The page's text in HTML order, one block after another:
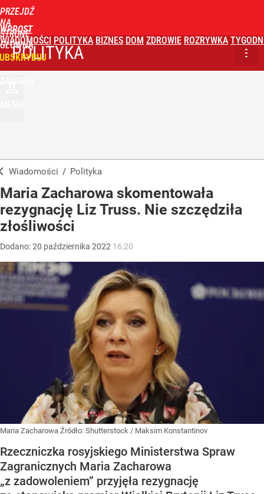
PRZEJDŹ
NA
STRONĘ
GŁÓWNĄ
WPROST
WIADOMOŚCI POLITYKA BIZNES DOM ZDROWIE ROZRYWKA
POLITYKA
Wiadomości / Polityka
Maria Zacharowa skomentowała
rezygnację Liz Truss. Nie szczędziła
złośliwości
Dodano:20 października 2022 16:20
Maria Zacharowa Źródło: Shutterstock / Maksim Konstantinov
Rzeczniczka rosyjskiego Ministerstwa Spraw
Zagranicznych Maria Zacharowa
„z zadowoleniem” przyjęła rezygnację